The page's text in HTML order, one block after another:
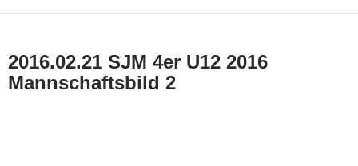
2016.02.21 SJM 4er U12 2016
Mannschaftsbild 2